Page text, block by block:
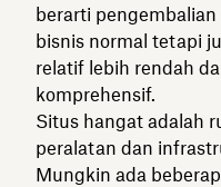
berarti
bisnis normal tetapi
relatif lebih rendah
komprehensif.
Situs hangat adalah
peralatan dan
Mungkin ada